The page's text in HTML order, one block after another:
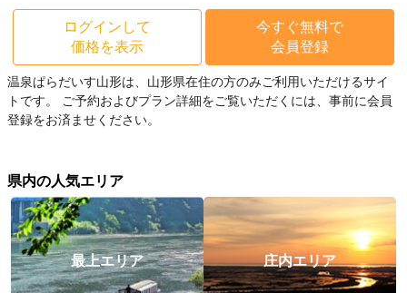
ログインして
価格を表示
今すぐ無料で
会員登録
温泉ぱらだいす山形は、山形県在住の方のみご利用いただけるサイ
トです。
ご予約およびプラン詳細をご覧いただくには、事前に会員
登録をお済ませください。
県内の人気エリア
最上エリア 庄内エリア